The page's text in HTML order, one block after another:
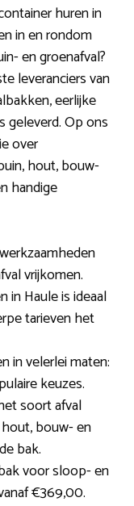
huren in
in en rondom
en groenafval?
leveranciers van
eerlijke
geleverd. Op ons
over
hout, bouw-
handige
vrijkomen.
in Haule is ideaal
tarieven het
in velerlei maten:
keuzes.
soort afval
bouw- en
bak.
voor sloop- en
€369,00.